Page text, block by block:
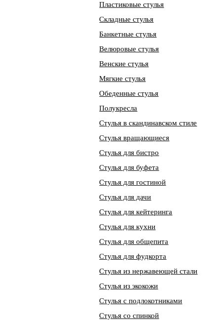
Пластиковые стулья
Складные стулья
Банкетные стулья
Велюровые стулья
Венские стулья
Мягкие стулья
Обеденные стулья
Полукресла
Стулья в скандинавском стиле
Стулья вращающиеся
Стулья для бистро
Стулья для буфета
Стулья для гостиной
Стулья для дачи
Стулья для кейтеринга
Стулья для кухни
Стулья для общепита
Стулья для фудкорта
Стулья из нержавеющей стали
Стулья из экокожи
Стулья с подлокотниками
Стулья со спинкой